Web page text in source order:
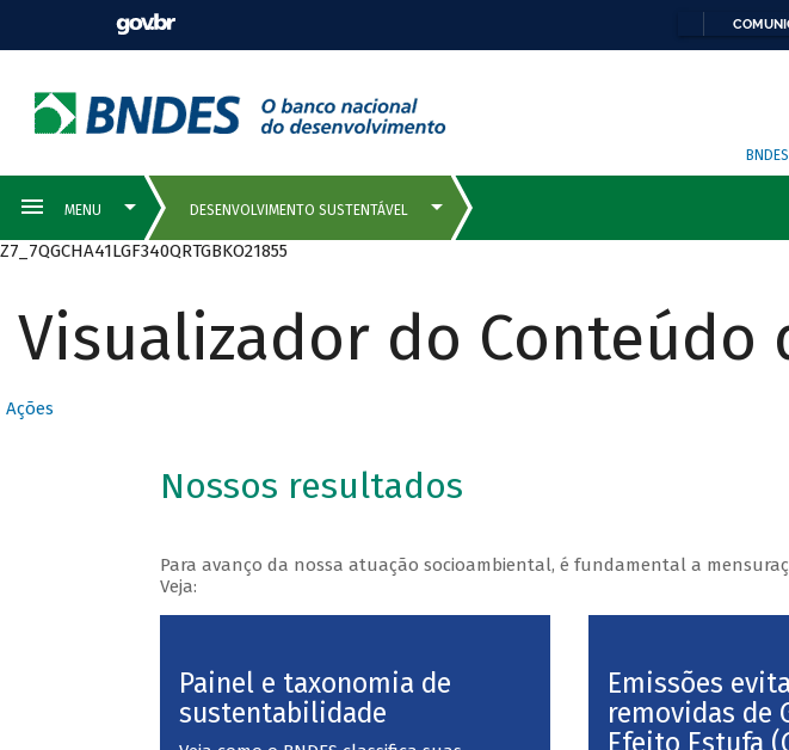
Z7_7QGCHA41LGF340QRTGBKO21855
Visualizador do Conteúdo
Ações
Nossos resultados
Para avanço da nossa atuação socioambiental, é fundamental a
Veja:
Painel e taxonomia de
sustentabilidade
Emissões
removidas de